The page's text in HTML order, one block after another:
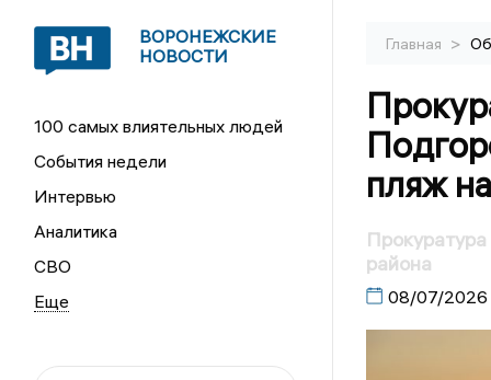
ВОРОНЕЖСКИЕ
НОВОСТИ
100 самых влиятельных людей
События недели
Интервью
Аналитика
СВО
Главная >
пляж
района
08/07/2026